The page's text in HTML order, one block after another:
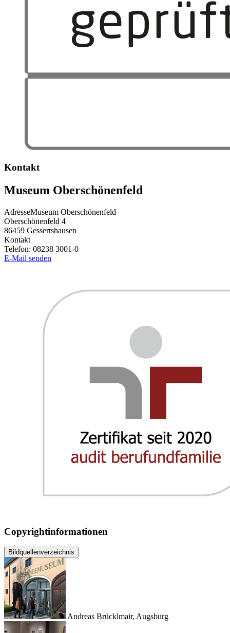
Kontakt
Museum Oberschönenfeld
AdresseMuseum Oberschönenfeld
Oberschönenfeld 4
86459 Gessertshausen
Kontakt
Telefon: 08238 3001-0
E-Mail senden
Copyrightinformationen
Bildquellenverzeichnis
Andreas Brücklmair, Augsburg